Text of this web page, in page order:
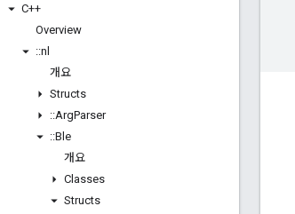
C++
Overview
::nl
개요
Structs
::ArgParser
::Ble
개요
Classes
Structs